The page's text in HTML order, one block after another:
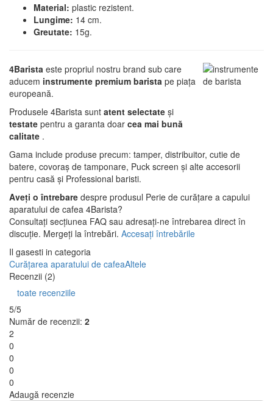
Material: plastic rezistent.
Lungime: 14 cm.
Greutate: 15g.
4Barista este propriul nostru brand sub care
aducem instrumente premium barista pe piața
europeană.
Produsele 4Barista sunt atent selectate și
testate pentru a garanta doar cea mai bună
calitate .
Gama include produse precum: tamper, distribuitor, cutie de
batere, covoraș de tamponare, Puck screen și alte accesorii
pentru casă și Professional baristi.
Aveți o întrebare despre produsul Perie de curățare a capului
aparatului de cafea 4Barista?
Consultați secțiunea FAQ sau adresați-ne întrebarea direct în
discuție. Mergeți la întrebări. Accesați întrebările
Il gasesti in categoria
Curățarea aparatului de cafeaAltele
Recenzii (2)
toate recenziile
5/5
Număr de recenzii: 2
2
0
0
0
0
Adaugă recenzie